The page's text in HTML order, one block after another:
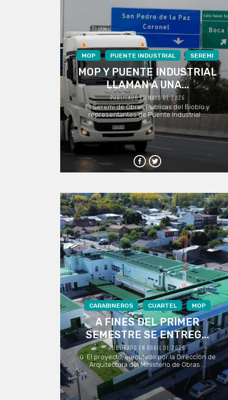
MOP PUENTE INDUSTRIAL SEREMI
MOP Y PUENTE INDUSTRIAL
LLAMAN A UNA...
PUBLICADO EN MAYO DE 2026
El Seremi de Obras Públicas del Biobío y
representantes de Puente Industrial ...
CARABINEROS CUARTEL MOP
A FINES DEL PRIMER
SEMESTRE SE ENTREG...
PUBLICADO EN ABRIL DE 2026
ü El proyecto, ejecutado por la Dirección de
Arquitectura del Ministerio de Obras ...